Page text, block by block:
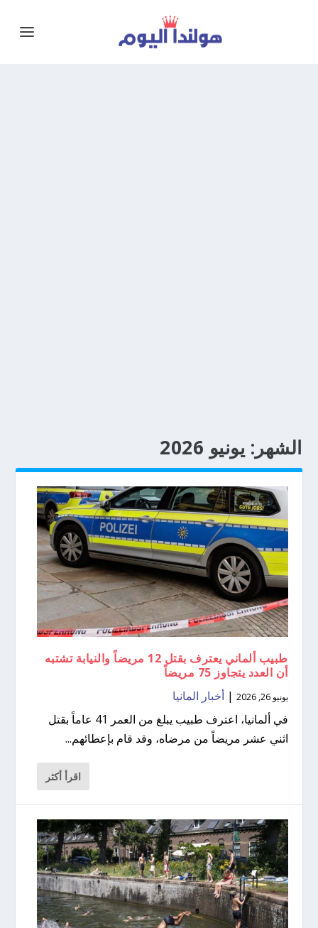
الشهر: يونيو 2026
طبيب ألماني يعترف بقتل 12 مريضاً والنيابة تشتبه
أن العدد يتجاوز 75 مريضاً
يونيو 26, 2026 |أخبار المانيا
في ألمانيا، اعترف طبيب يبلغ من العمر 41 عاماً بقتل
اثني عشر مريضاً من مرضاه، وقد قام بإعطائهم...
اقرأ أكثر